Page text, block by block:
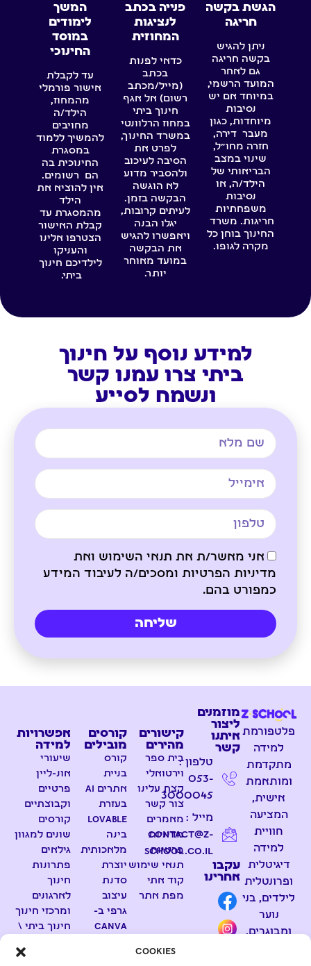
Cookies
הגשת בקשה
חריגה
ניתן להגיש
בקשה חריגה
גם לאחר
המועד הרשמי,
במיוחד אם יש
נסיבות
מיוחדות, כגון
מעבר דירה,
חזרה מחו"ל,
שינוי במצב
הבריאותי של
הילד/ה, או
נסיבות
משפחתיות
חריגות. משרד
החינוך בוחן כל
מקרה לגופו.
פנייה בכתב
לנציגות
המחוזית
כדאי לפנות
בכתב
(מייל/מכתב
רשום) אל אגף
חינוך ביתי
במחוז הרלוונטי
במשרד החינוך,
לפרט את
הסיבה לעיכוב
ולהסביר מדוע
לא הוגשה
הבקשה בזמן.
לעיתים קרובות,
יגלו הבנה
ויאפשרו להגיש
את הבקשה
במועד מאוחר
יותר.
המשך
לימודים
במוסד
החינוכי
עד לקבלת
אישור פורמלי
מהמחוז,
הילד/ה
מחויבים
להמשיך ללמוד
במסגרת
החינוכית בה
הם רשומים.
אין להוציא את
הילד
מהמסגרת עד
קבלת האישור
הצטרפו אלינו
והעניקו
לילדיכם חינוך
ביתי.
למידע נוסף על חינוך
ביתי צרו עמנו קשר
ונשמח לסייע
אני מאשר/ת את תנאי השימוש ואת
מדיניות הפרטיות ומסכים/ה לעיבוד המידע
כמפורט בהם.
שליחה
פלטפורמת
למידה
מתקדמת
ומותאמת
אישית,
המציעה
חוויית
למידה
דיגיטלית
ופרונטלית
לילדים, בני
נוער
ומבוגרים.
מוזמנים
ליצור
איתנו
קשר
טלפון :
053-
3000045
מייל :
contact@z-
school.co.il
עקבו
אחרינו
קישורים
מהירים
בית ספר
וירטואלי
קצת עלינו
צור קשר
מאמרים
מדיניות
פרטיות
תנאי שימוש
קוד אתי
מפת אתר
קורסים
מובילים
קורס
בניית
אתרים AI
בעזרת
Lovable
בינה
מלאכותית
יוצרת
סדנת
עיצוב
גרפי ב-
Canva
אפשרויות
למידה
שיעורי
אונ-ליין
פרטיים
וקבוצתיים
קורסים
שונים למגוון
גילאים
פתרונות
חינוך
לארגונים
ומרכזי חינוך
חינוך ביתי \